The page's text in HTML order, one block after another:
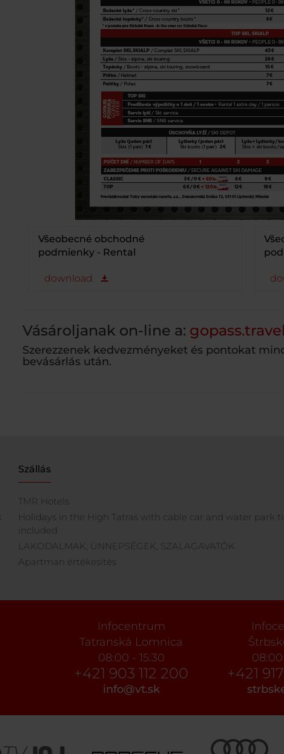
Všeobecné obchodné
podmienky - Rental
download
Vásároljanak on-line a: gopass.travel
Szerezzenek kedvezményeket és pontokat
bevásárlás után.
Szállás
TMR Hotels
Holidays in the High Tatras with cable car and water park
included
LAKODALMAK, ÜNNEPSÉGEK, SZALAGAVATÓK
Apartman értékesítés
Infocentrum
Tatranská Lomnica
08:00 - 15:30
+421 903 112 200
info@vt.sk
08:00
+421